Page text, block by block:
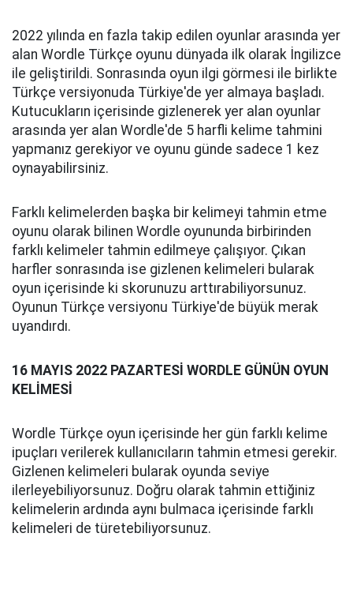
2022 yılında en fazla takip edilen oyunlar arasında yer
alan Wordle Türkçe oyunu dünyada ilk olarak İngilizce
ile geliştirildi. Sonrasında oyun ilgi görmesi ile birlikte
Türkçe versiyonuda Türkiye'de yer almaya başladı.
Kutucukların içerisinde gizlenerek yer alan oyunlar
arasında yer alan Wordle'de 5 harfli kelime tahmini
yapmanız gerekiyor ve oyunu günde sadece 1 kez
oynayabilirsiniz.
Farklı kelimelerden başka bir kelimeyi tahmin etme
oyunu olarak bilinen Wordle oyununda birbirinden
farklı kelimeler tahmin edilmeye çalışıyor. Çıkan
harfler sonrasında ise gizlenen kelimeleri bularak
oyun içerisinde ki skorunuzu arttırabiliyorsunuz.
Oyunun Türkçe versiyonu Türkiye'de büyük merak
uyandırdı.
16 MAYIS 2022 PAZARTESİ WORDLE GÜNÜN OYUN
KELİMESİ
Wordle Türkçe oyun içerisinde her gün farklı kelime
ipuçları verilerek kullanıcıların tahmin etmesi gerekir.
Gizlenen kelimeleri bularak oyunda seviye
ilerleyebiliyorsunuz. Doğru olarak tahmin ettiğiniz
kelimelerin ardında aynı bulmaca içerisinde farklı
kelimeleri de türetebiliyorsunuz.